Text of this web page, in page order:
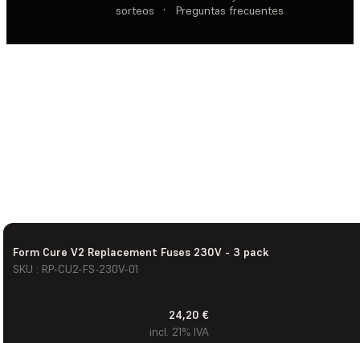
Form Cure V2 Replacement Fuses 230V - 3 pack
SKU : RP-CU2-FS-230V-01
24,20 €
incl. 21% IVA
sorteos
· Preguntas frecuentes